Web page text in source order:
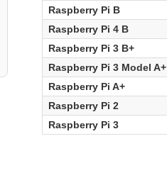
Raspberry Pi B
Raspberry Pi 4 B
Raspberry Pi 3 B+
Raspberry Pi 3 Model A+
Raspberry Pi A+
Raspberry Pi 2
Raspberry Pi 3